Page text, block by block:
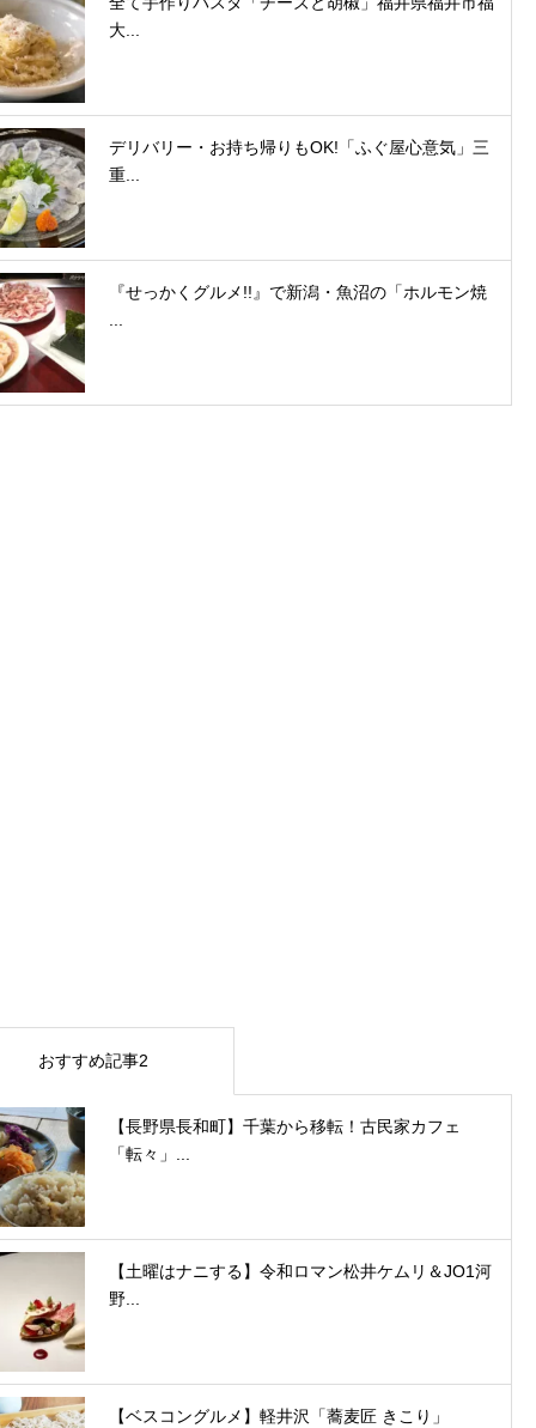
大...
デリバリー・お持ち帰りもOK!「ふぐ屋心意気」三
重...
『せっかくグルメ!!』で新潟・魚沼の「ホルモン焼
...
おすすめ記事2
【長野県長和町】千葉から移転！古民家カフェ
「転々」...
【土曜はナニする】令和ロマン松井ケムリ＆JO1河
野...
【ベスコングルメ】軽井沢「蕎麦匠 きこり」